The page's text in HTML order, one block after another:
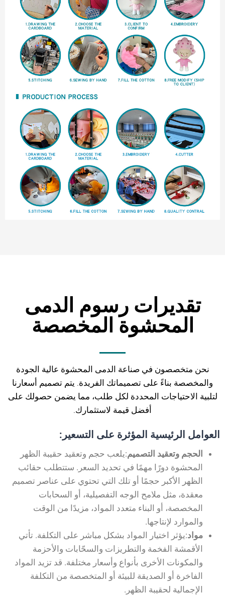
تقديرات رسوم الدمى
المحشوة المخصصة
نحن متخصصون في صناعة الدمى المحشوة عالية الجودة
والمخصصة بناءً على تصميماتك الفريدة. يتم تصميم أسعارنا
لتلبية الاحتياجات المحددة لكل طلب، مما يضمن حصولك على
أفضل قيمة لاستثمارك.
العوامل الرئيسية المؤثرة على التسعير:
الحجم وتعقيد التصميم:يلعب حجم وتعقيد حقيبة الظهر
المحشوة دورًا مهمًا في تحديد السعر. ستتطلب حقائب
الظهر الأكبر حجمًا أو تلك التي تحتوي على عناصر تصميم
معقدة، مثل ملامح الوجه التفصيلية، أو السحابات
المخصصة، أو البناء متعدد المواد، مزيدًا من الوقت
والموارد لإنتاجها.
مواد:يؤثر اختيار المواد بشكل مباشر على التكلفة. تأتي
الأقمشة الفخمة والتطريزات والسحّابات والأحزمة
والمكونات الأخرى بأنواع وأسعار مختلفة. قد تزيد المواد
الفاخرة أو الصديقة للبيئة أو المتخصصة من التكلفة
الإجمالية لحقيبة الظهر.